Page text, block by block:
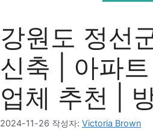
강원도 정선
신축 | 아파
업체 추천 |
2024-11-26 작성자: Victoria Brown